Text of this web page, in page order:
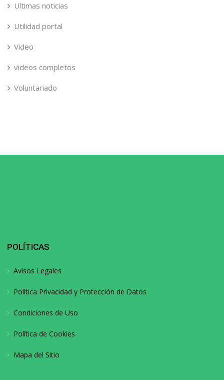
Ultimas noticias
Utilidad portal
Video
videos completos
Voluntariado
POLÍTICAS
Avisos Legales
Política Privacidad y Protección de Datos
Condiciones de Uso
Política de Cookies
Mapa del Sitio